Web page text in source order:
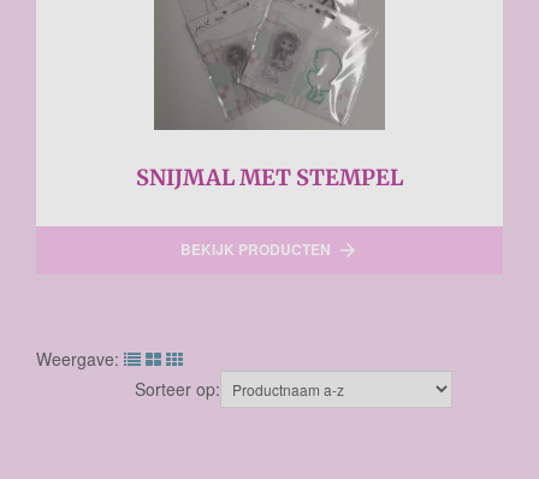
SNIJMAL MET STEMPEL
BEKIJK PRODUCTEN 
Weergave:
Sorteer op: